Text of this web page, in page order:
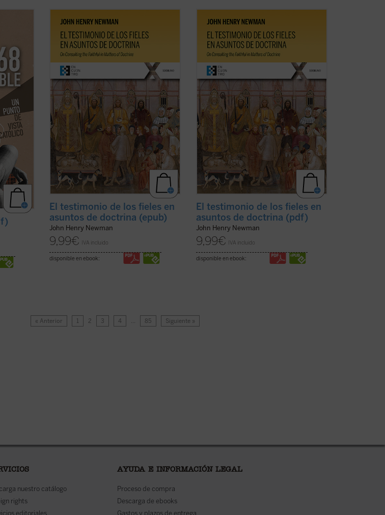
un
con
sus
y
El testimonio de los fieles en asuntos de
doctrinaes uno de los textos más
significativos de John Henry Newman en
su etapa católica. Publicado en 1859 en
cuestión decisiva en la vida de la ...(ver
ficha)
El testimonio de los fieles en
asuntos de doctrina (epub)
John Henry Newman
9,99€ IVA incluido
disponible en ebook:
El testimonio de los fieles en asuntos de
doctrinaes uno de los textos más
significativos de John Henry Newman en
su etapa católica. Publicado en 1859 en
cuestión decisiva en la vida de la ...(ver
ficha)
El testimonio de los fieles en
asuntos de doctrina (pdf)
John Henry Newman
9,99€ IVA incluido
disponible en ebook:
« Anterior 1 2 3 4 … 85 Siguiente »
nuestro catálogo
rights
editoriales
AYUDA E INFORMACIÓN LEGAL
Proceso de compra
Descarga de ebooks
Gastos y plazos de entrega